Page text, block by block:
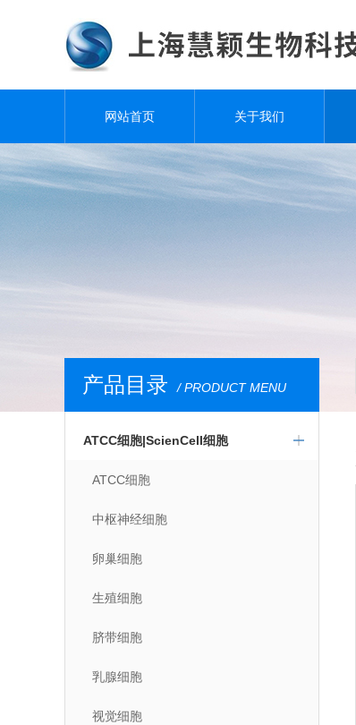
网站首页 关于我们
产品目录 / PRODUCT MENU
ATCC细胞|ScienCell细胞
ATCC细胞
中枢神经细胞
卵巢细胞
生殖细胞
脐带细胞
乳腺细胞
视觉细胞